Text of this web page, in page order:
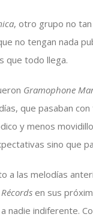
, otro grupo no
no tengan nada
que todo llega.
Gramophone
que pasaban
y menos
sino que
a las melodías
en sus
nadie indiferente.